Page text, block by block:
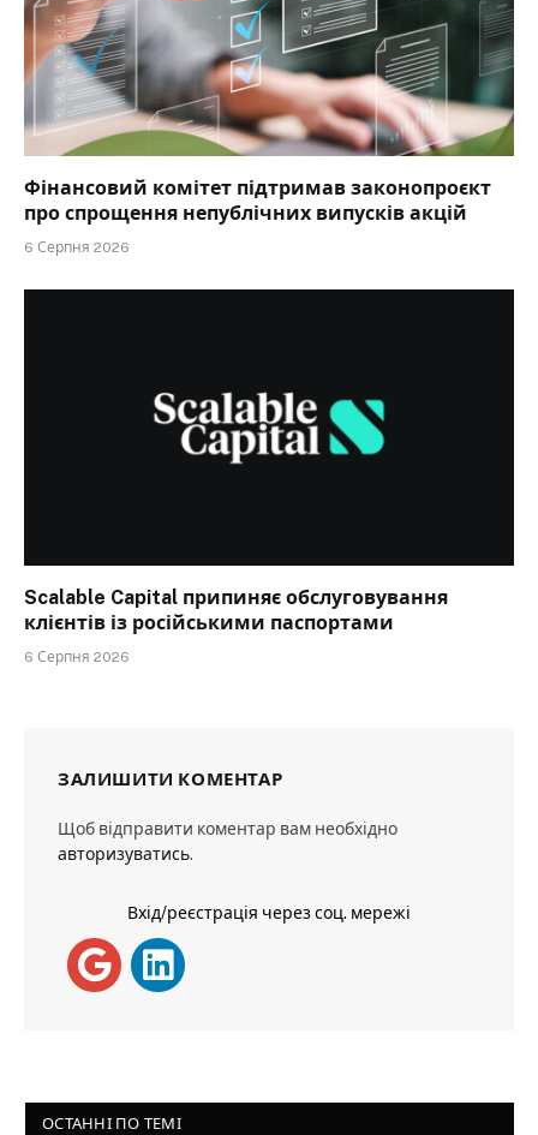
Фінансовий комітет підтримав законопроєкт
про спрощення непублічних випусків акцій
6 Серпня 2026
Scalable Capital припиняє обслуговування
клієнтів із російськими паспортами
6 Серпня 2026
ЗАЛИШИТИ КОМЕНТАР
Щоб відправити коментар вам необхідно
авторизуватись.
Вхід/реєстрація через соц. мережі
ОСТАННІ ПО ТЕМІ